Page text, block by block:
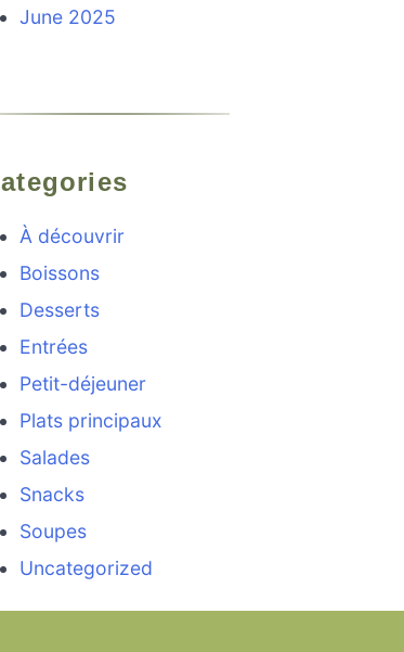
June 2025
Categories
À découvrir
Boissons
Desserts
Entrées
Petit-déjeuner
Plats principaux
Salades
Snacks
Soupes
Uncategorized